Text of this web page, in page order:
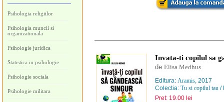
Psihologia religiilor
Psihologia muncii si
organizationala
Psihologie juridica
Statistica in psihologie
Psihologie sociala
Psihologie militara
Invata-ti copilul sa
de Elisa Medhus
Editura: Aramis, 2017
Colectia: Tu si copilul tau /
Pret: 19.00 lei